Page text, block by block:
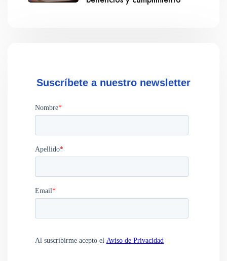
Suscríbete a nuestro newsletter